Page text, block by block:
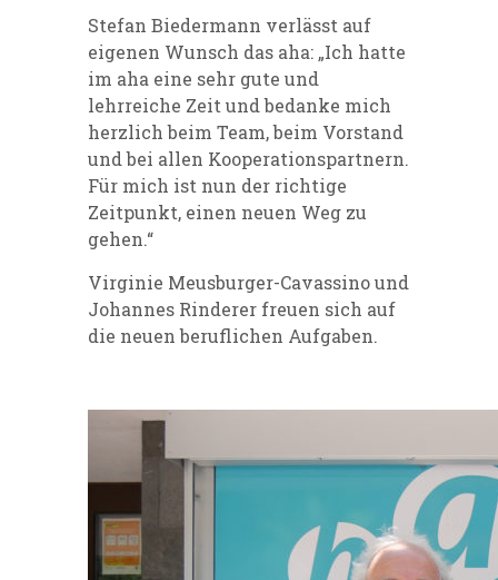
Stefan Biedermann verlässt auf
eigenen Wunsch das aha: „Ich hatte
im aha eine sehr gute und
lehrreiche Zeit und bedanke mich
herzlich beim Team, beim Vorstand
und bei allen Kooperationspartnern.
Für mich ist nun der richtige
Zeitpunkt, einen neuen Weg zu
gehen.“
Virginie Meusburger-Cavassino und
Johannes Rinderer freuen sich auf
die neuen beruflichen Aufgaben.